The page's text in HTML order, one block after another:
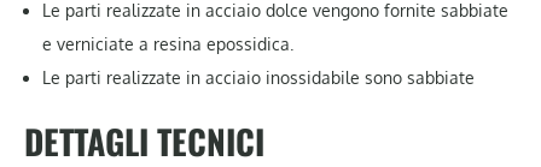
Le parti realizzate in acciaio dolce vengono fornite sabbiate
e verniciate a resina epossidica.
Le parti realizzate in acciaio inossidabile sono sabbiate
DETTAGLI TECNICI